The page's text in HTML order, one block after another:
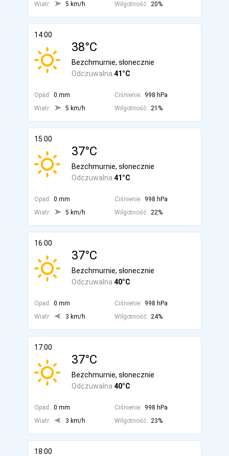
Wiatr:
5 km/h Wilgotność: 20%
14:00
38°C
Odczuwalna 41°C
Bezchmurnie, słonecznie
Opad: 0 mm Ciśnienie: 998 hPa
Wiatr:
5 km/h Wilgotność: 21%
15:00
37°C
Odczuwalna 41°C
Bezchmurnie, słonecznie
Opad: 0 mm Ciśnienie: 998 hPa
Wiatr:
5 km/h Wilgotność: 22%
16:00
37°C
Odczuwalna 40°C
Bezchmurnie, słonecznie
Opad: 0 mm Ciśnienie: 998 hPa
Wiatr:
3 km/h Wilgotność: 24%
17:00
37°C
Odczuwalna 40°C
Bezchmurnie, słonecznie
Opad: 0 mm Ciśnienie: 998 hPa
Wiatr:
3 km/h Wilgotność: 23%
18:00